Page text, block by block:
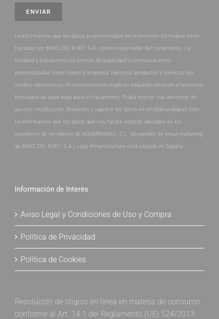
Le informamos que los datos proporcionados en el presente formulario serán
tratados por BRAS DEL PORT, S.A. como responsable del tratamiento. La
finalidad y tratamiento es el envío de publicidad y comunicaciones
personalizadas sobre nuestra empresa, nuestros productos y servicios por
medios electrónicos. El consentimiento explícito adquirido enviando el presente
formulario da base legal para el tratamiento. Podrá ejercer sus derechos de
acceso, rectificación, limitación y suprimir los datos en info@brasdelport.com.
Le informamos que los datos que nos facilita estarán ubicados en los
servidores de servidores de ACUMBAMAIL, S.L. (proveedor de email marketing
de BRAS DEL PORT, S.A.) cuya infraestructura está situada en España.
Información de Interés
Aviso Legal y Condiciones de Uso y Compra
Política de Privacidad
Política de Cookies
Resolución de litigios en línea en materia de consumo
conforme al Art. 14.1 del Reglamento (UE) 524/2013: